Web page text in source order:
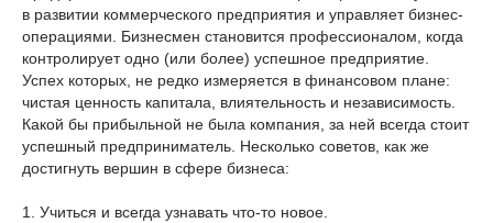
в развитии коммерческого предприятия и управляет бизнес-
операциями. Бизнесмен становится профессионалом, когда
контролирует одно (или более) успешное предприятие.
Успех которых, не редко измеряется в финансовом плане:
чистая ценность капитала, влиятельность и независимость.
Какой бы прибыльной не была компания, за ней всегда стоит
успешный предприниматель. Несколько советов, как же
достигнуть вершин в сфере бизнеса:
1. Учиться и всегда узнавать что-то новое.